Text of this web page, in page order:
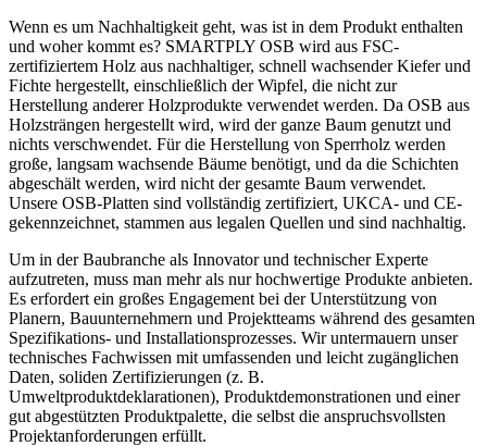
Wenn es um Nachhaltigkeit geht, was ist in dem Produkt enthalten
und woher kommt es? SMARTPLY OSB wird aus FSC-
zertifiziertem Holz aus nachhaltiger, schnell wachsender Kiefer und
Fichte hergestellt, einschließlich der Wipfel, die nicht zur
Herstellung anderer Holzprodukte verwendet werden. Da OSB aus
Holzsträngen hergestellt wird, wird der ganze Baum genutzt und
nichts verschwendet. Für die Herstellung von Sperrholz werden
große, langsam wachsende Bäume benötigt, und da die Schichten
abgeschält werden, wird nicht der gesamte Baum verwendet.
Unsere OSB-Platten sind vollständig zertifiziert, UKCA- und CE-
gekennzeichnet, stammen aus legalen Quellen und sind nachhaltig.
Um in der Baubranche als Innovator und technischer Experte
aufzutreten, muss man mehr als nur hochwertige Produkte anbieten.
Es erfordert ein großes Engagement bei der Unterstützung von
Planern, Bauunternehmern und Projektteams während des gesamten
Spezifikations- und Installationsprozesses. Wir untermauern unser
technisches Fachwissen mit umfassenden und leicht zugänglichen
Daten, soliden Zertifizierungen (z. B.
Umweltproduktdeklarationen), Produktdemonstrationen und einer
gut abgestützten Produktpalette, die selbst die anspruchsvollsten
Projektanforderungen erfüllt.